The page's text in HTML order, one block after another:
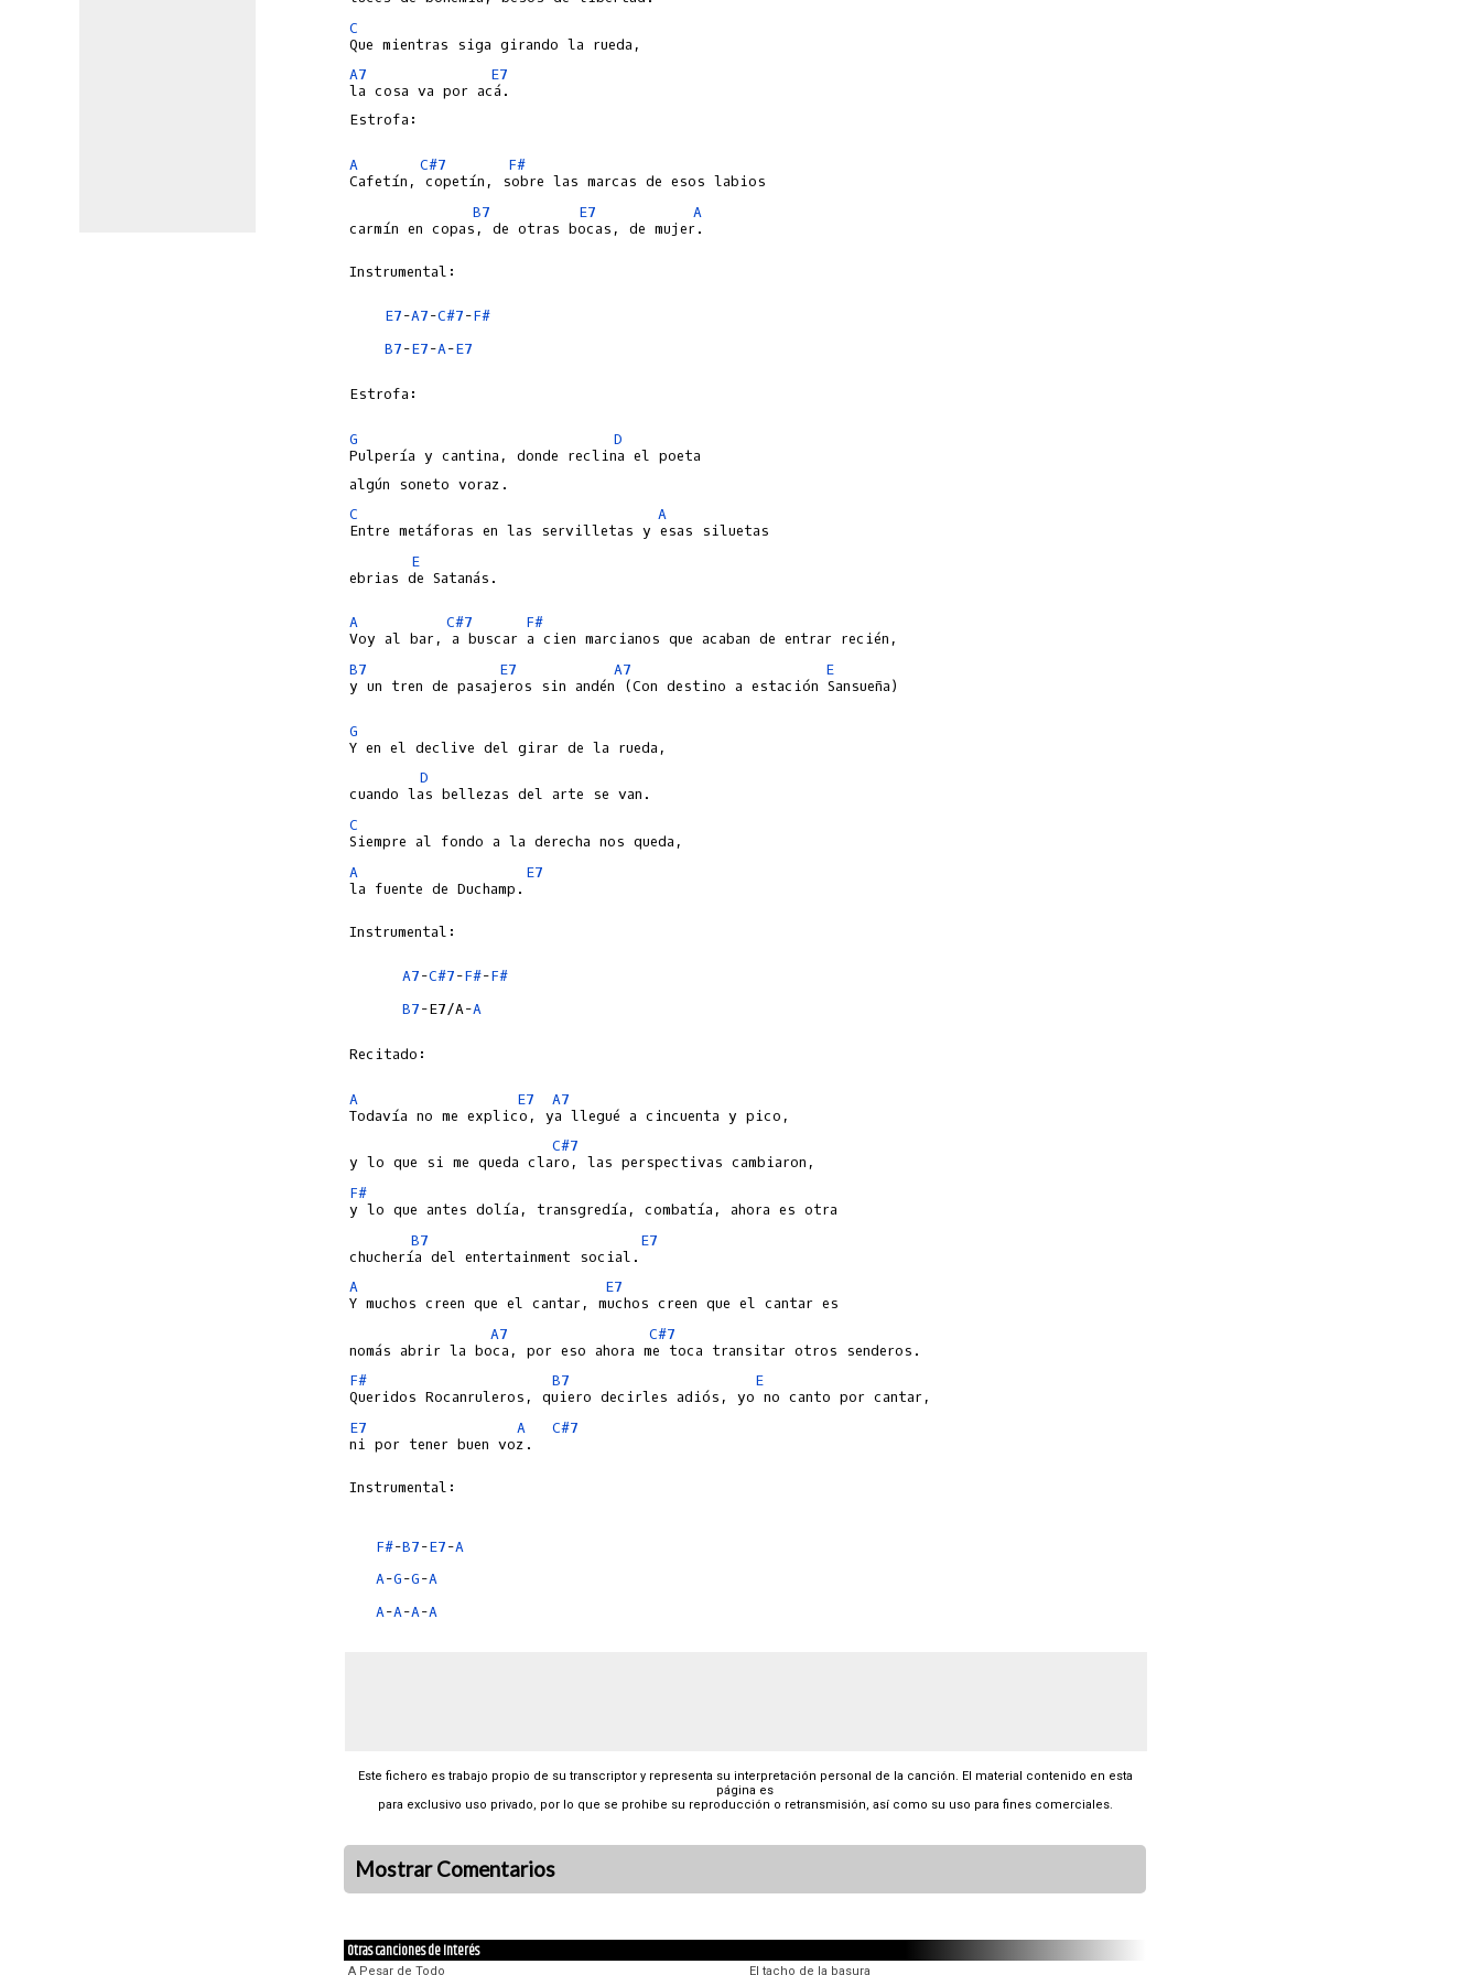
C
A7
E7
la cosa va por acá.
Estrofa:
A C#7
F#
B7
E7
A
carmín en copas, de otras bocas, de mujer.
Instrumental:
E7-A7-C#7-F#
B7-E7-A-E7
Estrofa:
G
D
Pulpería y cantina, donde reclina el poeta
C
A
E
ebrias de Satanás.
A C#7
F#
B7
E7 A7
E
y un tren de pasajeros sin andén (Con destino a estación Sansueña)
G
D
C
A
E7
la fuente de Duchamp.
Instrumental:
A7-C#7-F#-F#
B7-E7/A-A
Recitado:
A E7
A7
C#7
F#
B7
E7
A
E7
A7
C#7
F#
B7
E
E7
A
C#7
ni por tener buen voz.
Instrumental:
F#-B7-E7-A
A-G-G-A
A-A-A-A
Este fichero es trabajo propio de su transcriptor y representa su interpretación personal de la canción. El material contenido en esta
página es
para exclusivo uso privado, por lo que se prohibe su reproducción o retransmisión, así como su uso para fines comerciales.
Mostrar Comentarios
Otras canciones de Interés
A Pesar de Todo El tacho de la basura